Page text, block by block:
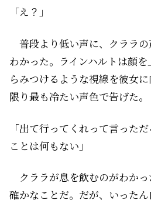
「え？」
普段より低い声に、クララ
わかった。ラインハルトは顔
らみつけるような視線を彼女
限り最も冷たい声色で告げた。
「出て行ってくれって言った
ことは何もない」
クララが息を飲むのがわか
確かなことだ。だが、いった